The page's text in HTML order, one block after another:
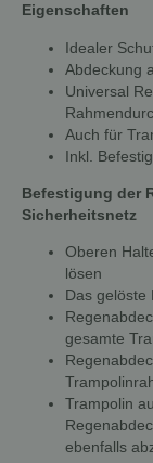
Eigenschaften
Idealer
Abdeckung
Universal
Auch für
Inkl.
Befestigung der
Sicherheitsnetz
Oberen
lösen
Das gelöste
gesamte
Trampolin
ebenfalls